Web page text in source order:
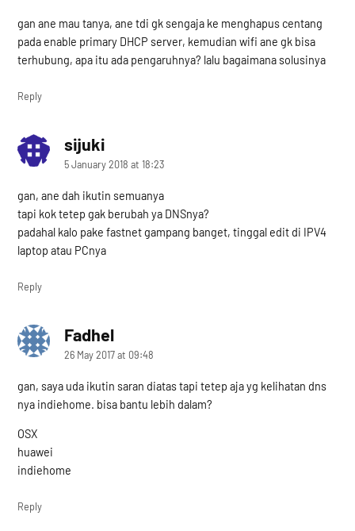
gan ane mau tanya, ane tdi gk sengaja ke menghapus centang
pada enable primary DHCP server, kemudian wifi ane gk bisa
terhubung, apa itu ada pengaruhnya? lalu bagaimana solusinya
Reply
sijukisays:
5 January 2018 at 18:23
gan, ane dah ikutin semuanya
tapi kok tetep gak berubah ya DNSnya?
padahal kalo pake fastnet gampang banget, tinggal edit di IPV4
laptop atau PCnya
Reply
Fadhelsays:
26 May 2017 at 09:48
gan, saya uda ikutin saran diatas tapi tetep aja yg kelihatan dns
nya indiehome. bisa bantu lebih dalam?
OSX
huawei
indiehome
Reply